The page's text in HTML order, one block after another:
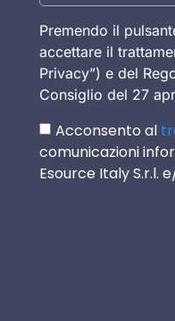
Premendo il
accettare il
Privacy”) e del
Consiglio del 27
Acconsento al
comunicazioni
Esource Italy S.r.l.